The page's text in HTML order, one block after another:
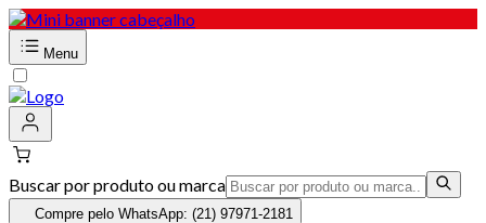
Menu
Buscar por produto ou marca
Compre pelo WhatsApp: (21) 97971-2181